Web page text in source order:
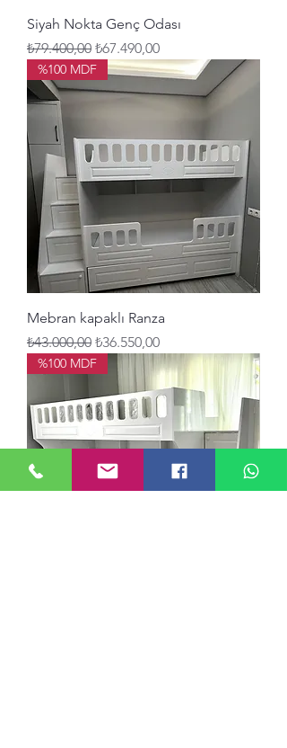
Siyah Nokta Genç Odası
Normal Fiyat
₺79.400,00 İndirimli Fiyat
₺67.490,00
%100 MDF
Mebran kapaklı Ranza
Normal Fiyat
₺43.000,00 İndirimli Fiyat
₺36.550,00
%100 MDF